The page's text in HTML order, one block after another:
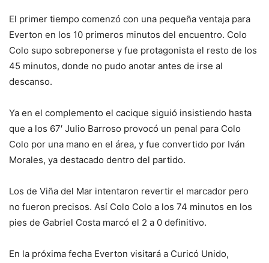
El primer tiempo comenzó con una pequeña ventaja para
Everton en los 10 primeros minutos del encuentro. Colo
Colo supo sobreponerse y fue protagonista el resto de los
45 minutos, donde no pudo anotar antes de irse al
descanso.
Ya en el complemento el cacique siguió insistiendo hasta
que a los 67′ Julio Barroso provocó un penal para Colo
Colo por una mano en el área, y fue convertido por Iván
Morales, ya destacado dentro del partido.
Los de Viña del Mar intentaron revertir el marcador pero
no fueron precisos. Así Colo Colo a los 74 minutos en los
pies de Gabriel Costa marcó el 2 a 0 definitivo.
En la próxima fecha Everton visitará a Curicó Unido,